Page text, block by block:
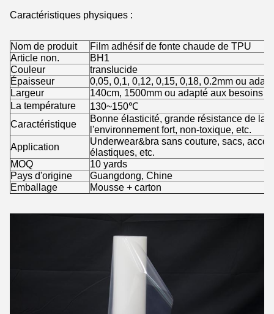
Caractéristiques physiques :
Nom de produit
Film adhésif de fonte chaude de TPU
Article non.
BH1
Couleur
translucide
Épaisseur
0,05, 0,1, 0,12, 0,15, 0,18, 0.2mm ou
Largeur
140cm, 1500mm ou adapté aux besoins
La température
130~150℃
Caractéristique
Bonne élasticité, grande résistance de
l'environnement fort, non-toxique, etc.
Application
Underwear&bra sans couture, sacs,
élastiques, etc.
MOQ
10 yards
Pays d'origine
Guangdong, Chine
Emballage
Mousse + carton